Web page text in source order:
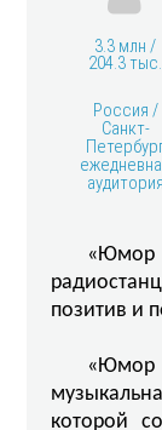
3.3 млн /
204.3 тыс.
Россия /
Санкт-
аудитория
«Юмор
позитив и
которой